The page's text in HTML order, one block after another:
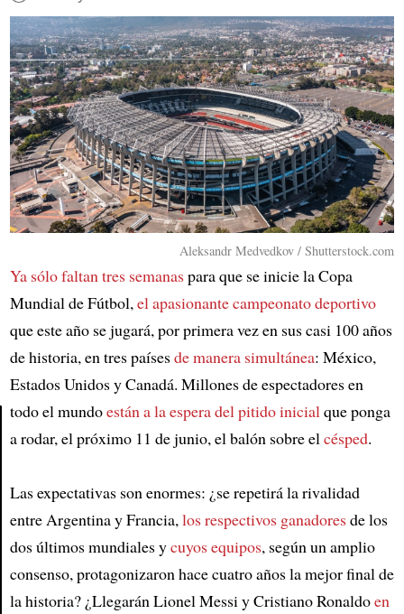
Aleksandr Medvedkov / Shutterstock.com
Ya sólo faltan tres semanaspara que se inicie la Copa
Mundial de Fútbol,el apasionante campeonato deportivo
que este año se jugará, por primera vez en sus casi 100 años
de historia, en tres paísesde manera simultánea: México,
Estados Unidos y Canadá. Millones de espectadores en
todo el mundoestán a la espera del pitido inicialque ponga
a rodar, el próximo 11 de junio, el balón sobre elcésped.
Las expectativas son enormes: ¿se repetirá la rivalidad
entre Argentina y Francia,los respectivos ganadoresde los
dos últimos mundiales ycuyos equipos, según un amplio
consenso, protagonizaron hace cuatro años la mejor final de
la historia? ¿Llegarán Lionel Messi y Cristiano Ronaldoen